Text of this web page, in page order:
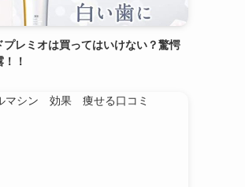
プレミオは買ってはいけない？驚愕
！